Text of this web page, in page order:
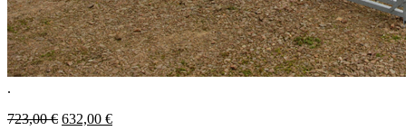
.
723,00€ Le
632,00 €Le